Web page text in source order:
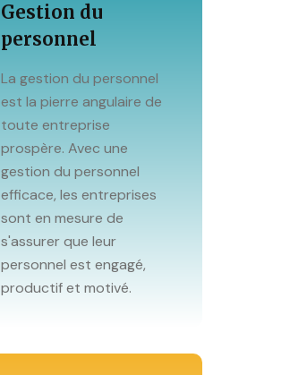
Gestion du
personnel
La gestion du personnel
est la pierre angulaire de
toute entreprise
prospère. Avec une
gestion du personnel
efficace, les entreprises
sont en mesure de
s'assurer que leur
personnel est engagé,
productif et motivé.